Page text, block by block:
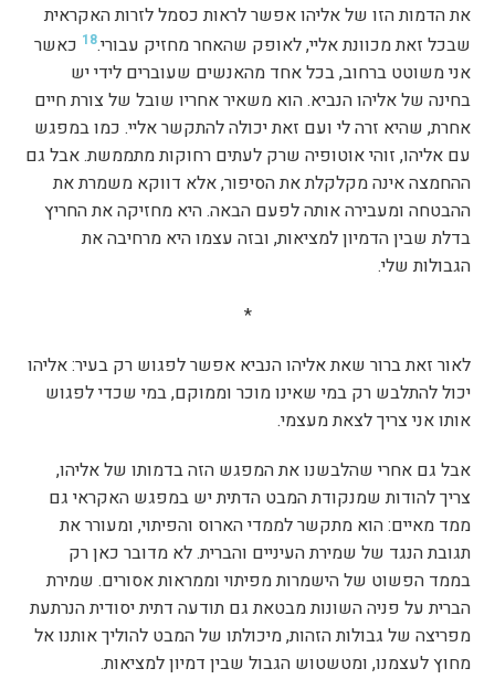
את הדמות הזו של אליהו אפשר לראות כסמל לזרות האקראית
שבכל זאת מכוונת אליי, לאופק שהאחר מחזיק עבורי.18 כאשר
אני משוטט ברחוב, בכל אחד מהאנשים שעוברים לידי יש
בחינה של אליהו הנביא. הוא משאיר אחריו שובל של צורת חיים
אחרת, שהיא זרה לי ועם זאת יכולה להתקשר אליי. כמו במפגש
עם אליהו, זוהי אוטופיה שרק לעתים רחוקות מתממשת. אבל גם
ההחמצה אינה מקלקלת את הסיפור, אלא דווקא משמרת את
ההבטחה ומעבירה אותה לפעם הבאה. היא מחזיקה את החריץ
בדלת שבין הדמיון למציאות, ובזה עצמו היא מרחיבה את
הגבולות שלי.
*
לאור זאת ברור שאת אליהו הנביא אפשר לפגוש רק בעיר: אליהו
יכול להתלבש רק במי שאינו מוכר וממוקם, במי שכדי לפגוש
אותו אני צריך לצאת מעצמי.
אבל גם אחרי שהלבשנו את המפגש הזה בדמותו של אליהו,
צריך להודות שמנקודת המבט הדתית יש במפגש האקראי גם
ממד מאיים: הוא מתקשר לממדי הארוס והפיתוי, ומעורר את
תגובת הנגד של שמירת העיניים והברית. לא מדובר כאן רק
בממד הפשוט של הישמרות מפיתוי וממראות אסורים. שמירת
הברית על פניה השונות מבטאת גם תודעה דתית יסודית הנרתעת
מפריצה של גבולות הזהות, מיכולתו של המבט להוליך אותנו אל
מחוץ לעצמנו, ומטשטוש הגבול שבין דמיון למציאות.